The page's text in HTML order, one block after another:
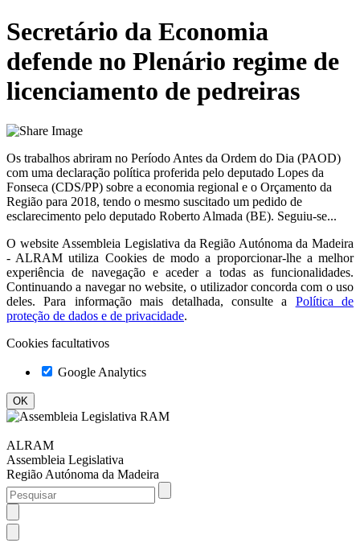
Secretário da Economia
defende no Plenário regime de
licenciamento de pedreiras
Os trabalhos abriram no Período Antes da Ordem do Dia (PAOD)
com uma declaração política proferida pelo deputado Lopes da
Fonseca (CDS/PP) sobre a economia regional e o Orçamento da
Região para 2018, tendo o mesmo suscitado um pedido de
esclarecimento pelo deputado Roberto Almada (BE). Seguiu-se...
O website Assembleia Legislativa da Região Autónoma da Madeira
- ALRAM utiliza Cookies de modo a proporcionar-lhe a melhor
experiência de navegação e aceder a todas as funcionalidades.
Continuando a navegar no website, o utilizador concorda com o uso
deles. Para informação mais detalhada, consulte a
Política de
proteção de dados e de privacidade.
Cookies facultativos
Google Analytics
ALRAM
Assembleia Legislativa
Região Autónoma da Madeira